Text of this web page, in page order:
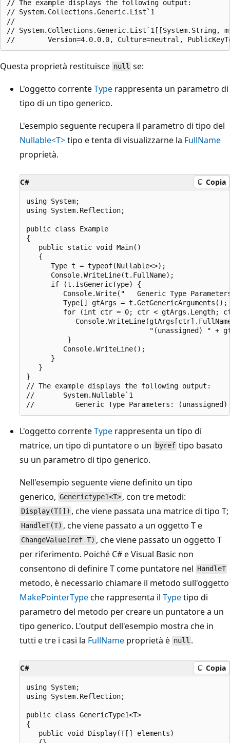
// The example displays the following output:
// System.Collections.Generic.List`1
//
// System.Collections.Generic.List`1[[System.String,
Questa proprietà restituisce null se:
L'oggetto correnteType rappresenta un parametro di
tipo di un tipo generico.
L'esempio seguente recupera il parametro di tipo del
Nullable<T>tipo e tenta di visualizzarne la FullName
proprietà.
C# Copia
using System;
using System.Reflection;
public class Example
{
   public static void Main()
   {
      Type t = typeof(Nullable<>);
      Console.WriteLine(t.FullName);
      if (t.IsGenericType) {
Console.Write("   Generic Type
         Type[] gtArgs = t.GetGenericArguments();
for (int ctr = 0; ctr < gtArgs.Length;
"(unassigned) " +
          }
         Console.WriteLine();
      }
   }
}
// The example displays the following output:
//       System.Nullable`1
L'oggetto correnteType rappresenta un tipo di
matrice, un tipo di puntatore o un
byref tipo basato
su un parametro di tipo generico.
Nell'esempio seguente viene definito un tipo
generico, Generictype1<T> , con tre metodi:
Display(T[]) , che viene passata una matrice di tipo T;
HandleT(T) , che viene passato a un oggetto T e
ChangeValue(ref T) , che viene passato un oggetto T
per riferimento. Poiché C# e Visual Basic non
consentono di definire T come puntatore nel HandleT
metodo, è necessario chiamare il metodo sull'oggetto
MakePointerTypeche rappresenta il Typetipo di
parametro del metodo per creare un puntatore a un
tipo generico. L'output dell'esempio mostra che in
tutti e tre i casi la FullName proprietà è null .
C# Copia
using System;
using System.Reflection;
public class GenericType1<T>
{
   public void Display(T[] elements)